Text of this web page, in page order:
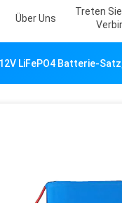
Über Uns
Treten
LiFePO4 Batterie-